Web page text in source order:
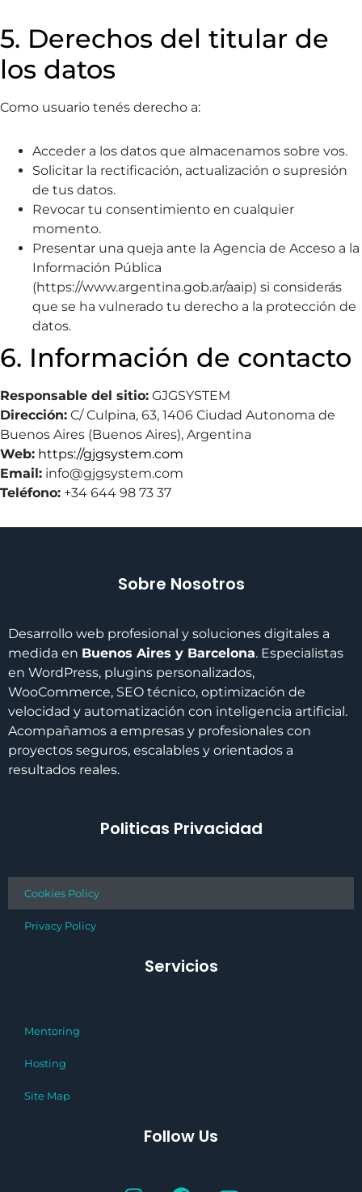
5. Derechos del titular de
los datos
Como usuario tenés derecho a:
Acceder a los datos que almacenamos sobre vos.
Solicitar la rectificación, actualización o supresión
de tus datos.
Revocar tu consentimiento en cualquier
momento.
Presentar una queja ante la Agencia de Acceso a la
Información Pública
(https://www.argentina.gob.ar/aaip) si considerás
que se ha vulnerado tu derecho a la protección de
datos.
6. Información de contacto
Responsable del sitio: GJGSYSTEM
Dirección: C/ Culpina, 63, 1406 Ciudad Autonoma de
Buenos Aires (Buenos Aires), Argentina
Web: https://gjgsystem.com
Email: info@gjgsystem.com
Teléfono: +34 644 98 73 37
Sobre Nosotros
Desarrollo web profesional y soluciones digitales a
medida en Buenos Aires y Barcelona. Especialistas
en WordPress, plugins personalizados,
WooCommerce, SEO técnico, optimización de
velocidad y automatización con inteligencia artificial.
Acompañamos a empresas y profesionales con
proyectos seguros, escalables y orientados a
resultados reales.
Politicas Privacidad
Cookies Policy
Privacy Policy
Servicios
Mentoring
Hosting
Site Map
Follow Us